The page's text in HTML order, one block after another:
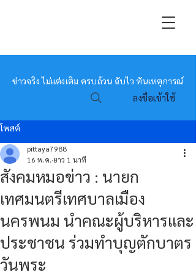
หมอข่าว
ข่าวจริง ไม่แต่งเติม ครบถ้วน ฉับไว ทันเหตุการณ์
ลงชื่อเข้าใช้
โพสต์
สังคมหมอข่าว : นายก
เทศมนตรีเทศบาลเมือง
นครพนม นำคณะผู้บริหารและ
ประชาชน ร่วมทำบุญตักบาตร
วันพระ
pittaya7988
16 พ.ค. ยาว 1 นาที